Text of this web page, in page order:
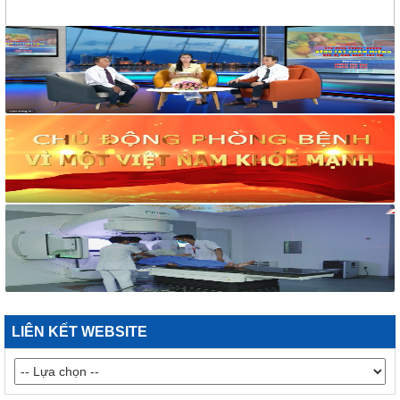
117/2025/QH15
Luật Bảo vệ bí mật nhà nước
63/2026/NĐ-CP
Nghị định Quy định chi tiết một số điều và biện pháp thi hành
Luật bảo vệ bí mật nhà nước
CÔNG BÁO/Số 1097 + 1098
LUẬT XỬ LÝ VI PHẠM HÀNH CHÍNH
190/2025/NĐ-CP
Nghị định Sửa đổi, bổ sung một số điều của Nghị định số
118/2021/NĐ-CP ngày 23 tháng 12 năm 2021 của Chính phủ
quy định chi tiết một số điều và biện pháp thi hành Luật Xử lý
vi phạm hành chính được sửa đổi, bổ sung theo Nghị định số
68/2025/NĐ-CP ngày 18 tháng 3 năm 2025 của Chính phủ và
Nghị định số 120/2021/NĐ-CP ngày 24 tháng 12 năm 2021
của Chính phủ quy định chế độ áp dụng biện pháp xử lý hành
chính giáo dục tại xã, phường, thị trấn
189/2025/NĐ-CP
Nghị định Quy định chi tiết Luật Xử lý vi phạm hành chính về
thẩm quyền xử phạt vi phạm hành chính
LIÊN KẾT WEBSITE